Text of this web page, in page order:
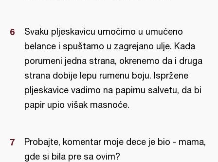
Svaku pljeskavicu umočimo u umućeno
belance i spuštamo u zagrejano ulje. Kada
porumeni jedna strana, okrenemo da i druga
strana dobije lepu rumenu boju. Ispržene
pljeskavice vadimo na papirnu salvetu, da bi
papir upio višak masnoće.
Probajte, komentar moje dece je bio - mama,
gde si bila pre sa ovim?